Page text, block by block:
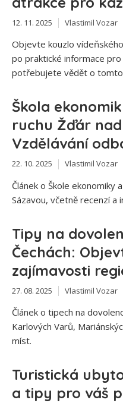
12. 11. 2025 Vlastimil Vozar
Objevte kouzlo
po praktické informace pro
potřebujete vědět o tomto
Škola
ruchu Žďár
Vzdělávání
22. 10. 2025 Vlastimil Vozar
Článek o Škole ekonomiky
Sázavou, včetně recenzí a
Tipy na
Čechách:
zajímavosti
27. 08. 2025 Vlastimil Vozar
Článek o tipech na
Karlových Varů,
míst.
Turistická
a tipy pro váš